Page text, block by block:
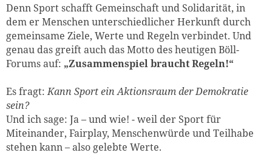
Denn Sport schafft Gemeinschaft und Solidarität, in
dem er Menschen unterschiedlicher Herkunft durch
gemeinsame Ziele, Werte und Regeln verbindet. Und
genau das greift auch das Motto des heutigen Böll-
Forums auf: „Zusammenspiel braucht Regeln!“
Es fragt:Kann Sport ein Aktionsraum der Demokratie
sein?
Und ich sage: Ja – und wie! - weil der Sport für
Miteinander, Fairplay, Menschenwürde und Teilhabe
stehen kann – also gelebte Werte.